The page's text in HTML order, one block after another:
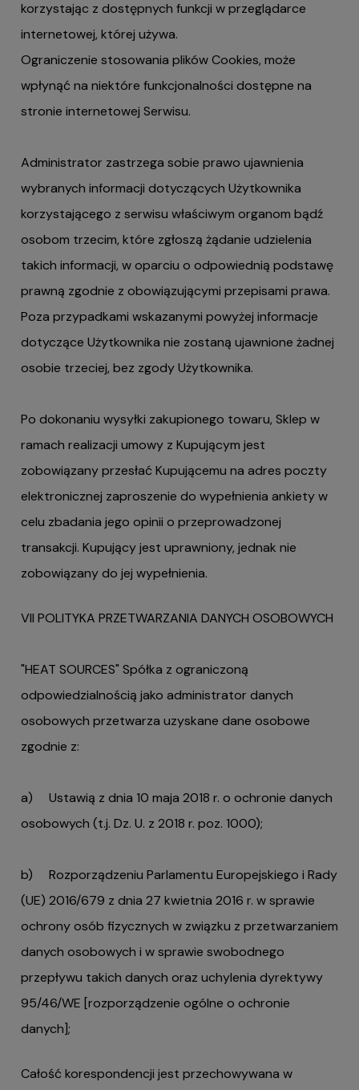
korzystając z dostępnych funkcji w przeglądarce
internetowej, której używa.
Ograniczenie stosowania plików Cookies, może
wpłynąć na niektóre funkcjonalności dostępne na
stronie internetowej Serwisu.
Administrator zastrzega sobie prawo ujawnienia
wybranych informacji dotyczących Użytkownika
korzystającego z serwisu właściwym organom bądź
osobom trzecim, które zgłoszą żądanie udzielenia
takich informacji, w oparciu o odpowiednią podstawę
prawną zgodnie z obowiązującymi przepisami prawa.
Poza przypadkami wskazanymi powyżej informacje
dotyczące Użytkownika nie zostaną ujawnione żadnej
osobie trzeciej, bez zgody Użytkownika.
Po dokonaniu wysyłki zakupionego towaru, Sklep w
ramach realizacji umowy z Kupującym jest
zobowiązany przesłać Kupującemu na adres poczty
elektronicznej zaproszenie do wypełnienia ankiety w
celu zbadania jego opinii o przeprowadzonej
transakcji. Kupujący jest uprawniony, jednak nie
zobowiązany do jej wypełnienia.
VII POLITYKA PRZETWARZANIA DANYCH OSOBOWYCH
"HEAT SOURCES" Spółka z ograniczoną
odpowiedzialnością jako administrator danych
osobowych przetwarza uzyskane dane osobowe
zgodnie z:
a) Ustawią z dnia 10 maja 2018 r. o ochronie danych
osobowych (t.j. Dz. U. z 2018 r. poz. 1000);
b) Rozporządzeniu Parlamentu Europejskiego i Rady
(UE) 2016/679 z dnia 27 kwietnia 2016 r. w sprawie
ochrony osób fizycznych w związku z przetwarzaniem
danych osobowych i w sprawie swobodnego
przepływu takich danych oraz uchylenia dyrektywy
95/46/WE [rozporządzenie ogólne o ochronie
danych];
Całość korespondencji jest przechowywana w